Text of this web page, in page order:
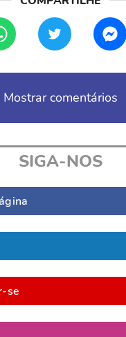
Mostrar comentários
SIGA-NOS
se